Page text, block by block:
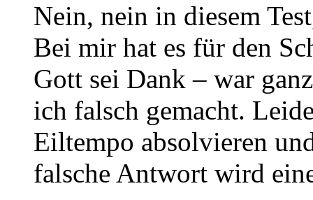
Nein, nein in diesem
Bei mir hat es für den
Gott sei Dank – war
ich falsch gemacht.
Eiltempo absolvieren
falsche Antwort wird